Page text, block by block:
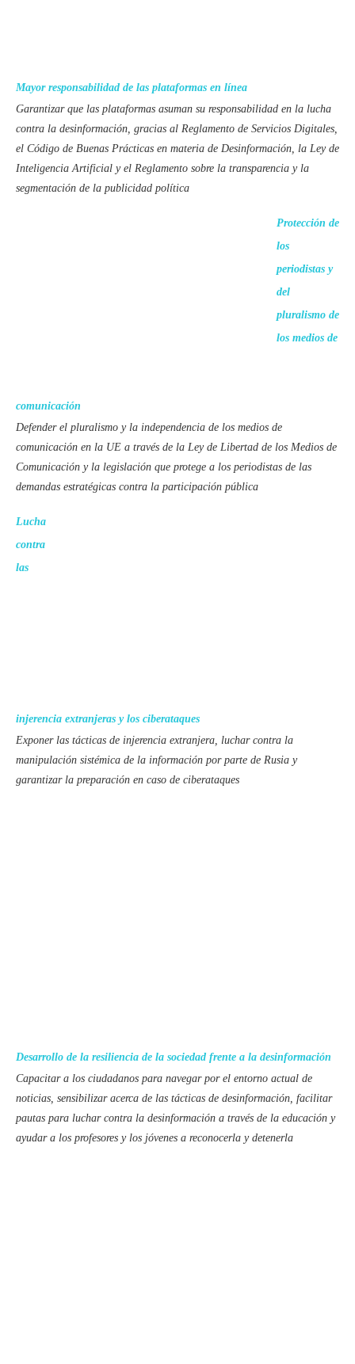
Mayor responsabilidad de las plataformas en línea
Garantizar que las plataformas asuman su responsabilidad en la lucha
contra la desinformación, gracias al Reglamento de Servicios Digitales,
el Código de Buenas Prácticas en materia de Desinformación, la Ley de
Inteligencia Artificial y el Reglamento sobre la transparencia y la
segmentación de la publicidad política
Protección de
los
periodistas y
del
pluralismo de
los medios de
comunicación
Defender el pluralismo y la independencia de los medios de
comunicación en la UE a través de la Ley de Libertad de los Medios de
Comunicación y la legislación que protege a los periodistas de las
demandas estratégicas contra la participación pública
Lucha
contra
las
injerencia extranjeras y los ciberataques
Exponer las tácticas de injerencia extranjera, luchar contra la
manipulación sistémica de la información por parte de Rusia y
garantizar la preparación en caso de ciberataques
Desarrollo de la resiliencia de la sociedad frente a la desinformación
Capacitar a los ciudadanos para navegar por el entorno actual de
noticias, sensibilizar acerca de las tácticas de desinformación, facilitar
pautas para luchar contra la desinformación a través de la educación y
ayudar a los profesores y los jóvenes a reconocerla y detenerla